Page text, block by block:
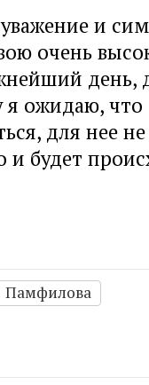
и
очень
день,
ожидаю, что
для нее
и будет
Памфилова